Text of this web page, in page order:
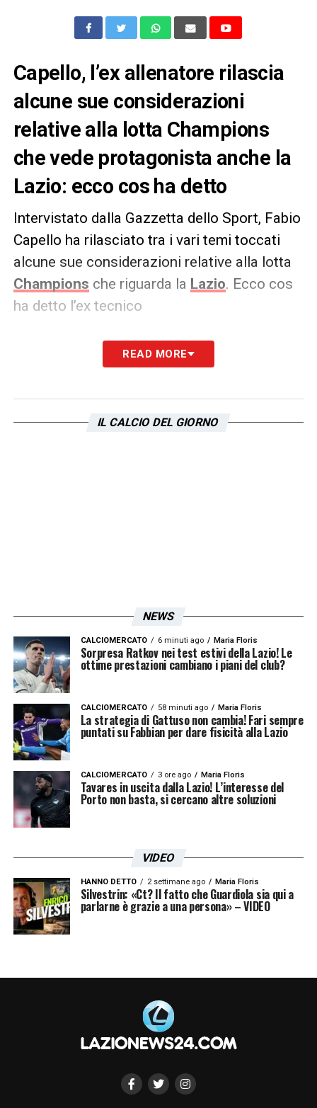
Capello, l’ex allenatore rilascia
alcune sue considerazioni
relative alla lotta Champions
che vede protagonista anche la
Lazio: ecco cos ha detto
Intervistato dalla Gazzetta dello Sport, Fabio
Capello ha rilasciato tra i vari temi toccati
alcune sue considerazioni relative alla lotta
Champions che riguarda la Lazio. Ecco cos
ha detto l’ex tecnico
Una pizza la giocherei sulla Juve
perché ho la sensazione che i bianconeri non
compitino e l’impressione è la squadra alla
READ MORE
IL CALCIO DEL GIORNO
NEWS
CALCIOMERCATO 6 minuti ago Maria Floris
Sorpresa Ratkov nei test estivi della Lazio! Le
ottime prestazioni cambiano i piani del club?
CALCIOMERCATO 58 minuti ago Maria Floris
La strategia di Gattuso non cambia! Fari sempre
puntati su Fabbian per dare fisicità alla Lazio
CALCIOMERCATO 3 ore ago Maria Floris
Tavares in uscita dalla Lazio! L’interesse del
Porto non basta, si cercano altre soluzioni
VIDEO
HANNO DETTO 2 settimane ago Maria Floris
Silvestrin: «Ct? Il fatto che Guardiola sia qui a
parlarne è grazie a una persona» – VIDEO